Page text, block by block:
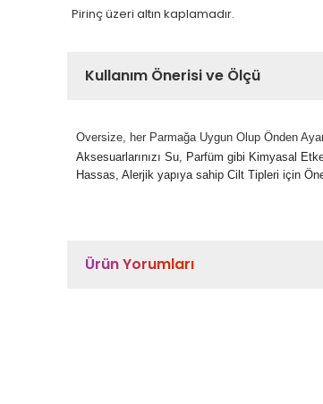
Pirinç üzeri altın kaplamadır.
Kullanım Önerisi ve Ölçü
Oversize, her Parmağa Uygun Olup Önden
Aksesuarlarınızı Su, Parfüm gibi Kimyasal
Hassas, Alerjik yapıya sahip Cilt Tipleri için
Ürün Yorumları